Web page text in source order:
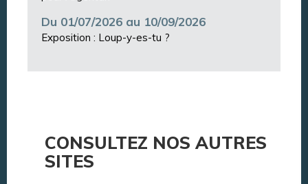
Du 01/07/2026 au 10/09/2026
Exposition : Loup-y-es-tu ?
CONSULTEZ NOS AUTRES
SITES